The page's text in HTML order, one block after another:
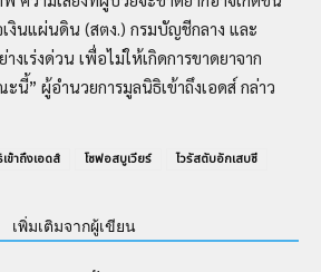
งินแผ่นดิน (สตง.) กรมบัญชีกลาง และ
งเร่งด่วน เพื่อไม่ให้เกิดการขาดยาจาก
นี้” ผู้อำนวยการมูลนิธิเข้าถึงเอดส์ กล่าว
ข้าถึงเอดส์ โซฟอสบูเวียร์ ไวรัสตับอักเสบซี
เพิ่มเติมจากผู้เขียน